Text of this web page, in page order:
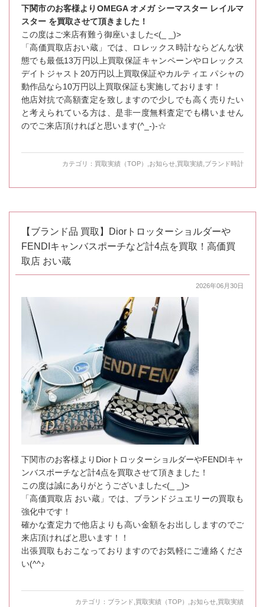
下関市のお客様よりOMEGA オメガ シーマスター レイルマ
スター を買取させて頂きました！
この度はご来店有難う御座いました<(_ _)>
「高価買取店おい蔵」では、ロレックス時計ならどんな状
態でも最低13万円以上買取保証キャンペーンやロレックス
デイトジャスト20万円以上買取保証やカルティエ パシャの
動作品なら10万円以上買取保証も実施しております！
他店対抗で高額査定を致しますので少しでも高く売りたい
と考えられている方は、是非一度無料査定でも構いません
のでご来店頂ければと思います(^_-)-☆
カテゴリ： 買取実績（TOP） お知らせ 買取実績 ブランド時計
【ブランド品 買取】Diorトロッターショルダーや
FENDIキャンバスポーチなど計4点を買取！高価買
取店 おい蔵
2026年06月30日
下関市のお客様よりDiorトロッターショルダーやFENDIキャ
ンバスポーチなど計4点を買取させて頂きました！
この度は誠にありがとうございました<(_ _)>
「高価買取店 おい蔵」では、ブランドジュエリーの買取も
強化中です！
確かな査定力で他店よりも高い金額をお出ししますのでご
来店頂ければと思います！！
出張買取もおこなっておりますのでお気軽にご連絡くださ
い(^^♪
カテゴリ： ブランド,買取実績（TOP） ,お知らせ,買取実績